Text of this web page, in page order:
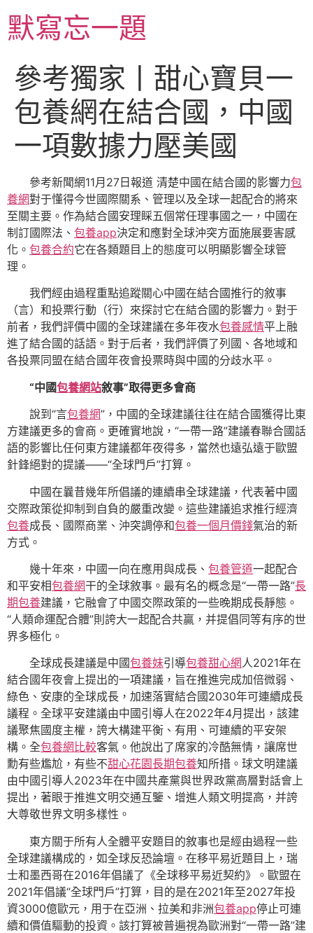
至
主默寫忘一題
參考獨家丨甜心寶貝一
包養網在結合國，中國
一項數據力壓美國
參考新聞網11月27日報道 清楚中國在結合國的影響力包
養網對于懂得今世國際關系、管理以及全球一起配合的將來
至關主要。作為結合國安理睬五個常任理事國之一，中國在
制訂國際法、 包養app決定和應對全球沖突方面施展要害感
化。 包養合約它在各類題目上的態度可以明顯影響全球管
理。
我們經由過程重點追蹤關心中國在結合國推行的敘事
（言）和投票行動（行）來探討它在結合國的影響力。對于
前者，我們評價中國的全球建議在多年夜水包養感情平上融
進了結合國的話語。對于后者，我們評價了列國、各地域和
各投票同盟在結合國年夜會投票時與中國的分歧水平。
“中國包養網站敘事”取得更多會商
說到“言包養網”，中國的全球建議往往在結合國獲得比東
方建議更多的會商。更確實地說，“一帶一路”建議春聯合國話
語的影響比任何東方建議都年夜得多，當然也遠弘遠于歐盟
針鋒絕對的提議——“全球門戶”打算。
中國在曩昔幾年所倡議的連續串全球建議，代表著中國
交際政策從抑制到自負的嚴重改變。這些建議追求推行經濟
包養成長、國際商業、沖突調停和包養一個月價錢氣治的新
方式。
幾十年來，中國一向在應用與成長、 包養管道一起配合
和平安相包養網干的全球敘事。最有名的概念是“一帶一路”長
期包養建議，它融會了中國交際政策的一些晚期成長靜態。
“人類命運配合體”則誇大一起配合共贏，并提倡同等有序的世
界多極化。
全球成長建議是中國包養妹引導包養甜心網人2021年在
結合國年夜會上提出的一項建議，旨在推進完成加倍微弱、
綠色、安康的全球成長，加速落實結合國2030年可連續成長
議程。全球平安建議由中國引導人在2022年4月提出，該建
議聚焦國度主權，誇大構建平衡、有用、可連續的平安架
構。全包養網比較客氣。他說出了席家的冷酷無情，讓席世
勳有些尷尬，有些不甜心花園長期包養知所措。球文明建議
由中國引導人2023年在中國共產黨與世界政黨高層對話會上
提出，著眼于推進文明交通互鑒、增進人類文明提高，并誇
大尊敬世界文明多樣性。
東方關于所有人全體平安題目的敘事也是經由過程一些
全球建議構成的，如全球反恐論壇。在移平易近題目上，瑞
士和墨西哥在2016年倡議了《全球移平易近契約》。歐盟在
2021年倡議“全球門戶”打算，目的是在2021年至2027年投
資3000億歐元，用于在亞洲、拉美和非洲包養app停止可連
續和價值驅動的投資。該打算被普遍視為歐洲對“一帶一路”建